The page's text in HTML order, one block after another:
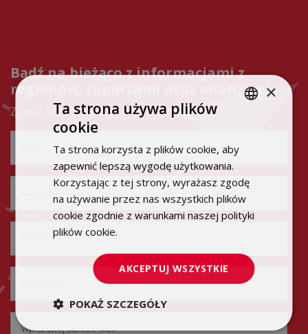
Bądź na bieżąco z informacjami z
regionów, raportami oraz analizami
Zapisz się do naszego newslettera!
ENGLISH
×
Ta strona używa plików
cookie
Ta strona korzysta z plików cookie, aby
zapewnić lepszą wygodę użytkowania.
Korzystając z tej strony, wyrażasz zgodę
na używanie przez nas wszystkich plików
cookie zgodnie z warunkami naszej polityki
plików cookie.
AKCEPTUJ WSZYSTKIE
POKAŻ SZCZEGÓŁY